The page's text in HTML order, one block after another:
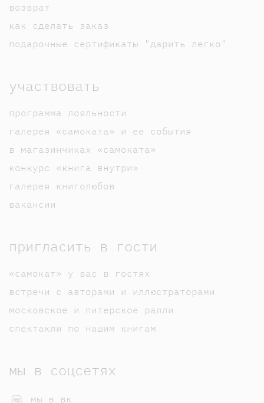
возврат
как сделать заказ
подарочные сертификаты "дарить легко"
участвовать
программа лояльности
галерея «самоката» и ее события
в магазинчиках «самоката»
конкурс «книга внутри»
галерея книголюбов
вакансии
пригласить в гости
«самокат» у вас в гостях
встречи с авторами и иллюстраторами
московское и питерское ралли
спектакли по нашим книгам
мы в соцсетях
мы в вк